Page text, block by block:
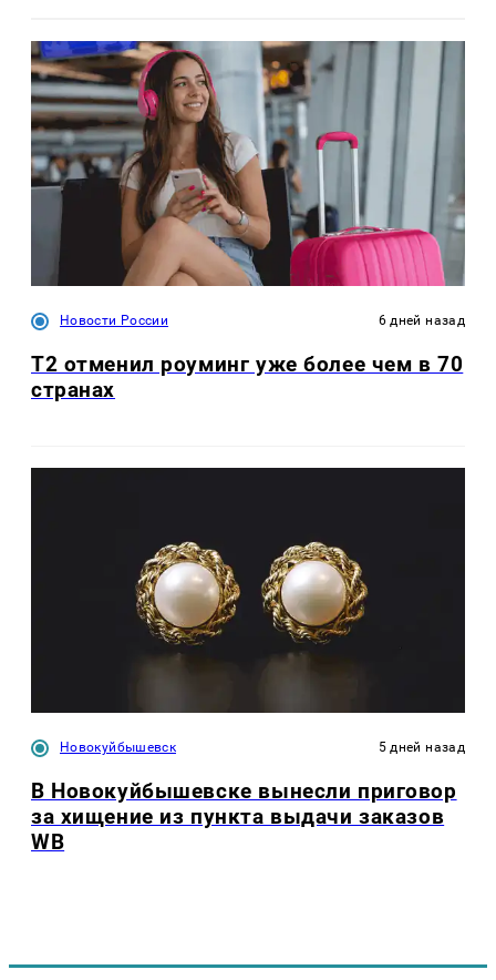
Новости России 6 дней назад
Т2 отменил роуминг уже более чем в 70
странах
Новокуйбышевск 5 дней назад
В Новокуйбышевске вынесли приговор
за хищение из пункта выдачи заказов
WB